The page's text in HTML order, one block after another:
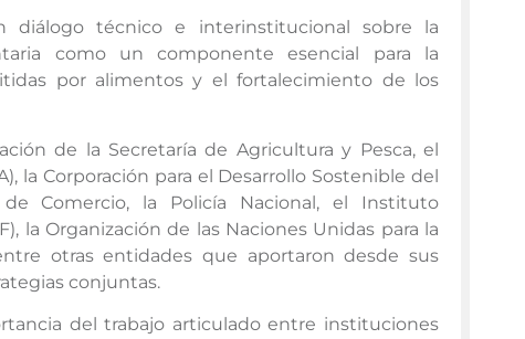
diálogo técnico e interinstitucional sobre la
como un componente esencial para la
por alimentos y el fortalecimiento de los
de la Secretaría de Agricultura y Pesca, el
la Corporación para el Desarrollo Sostenible del
de Comercio, la Policía Nacional, el Instituto
la Organización de las Naciones Unidas para la
otras entidades que aportaron desde sus
conjuntas.
del trabajo articulado entre instituciones